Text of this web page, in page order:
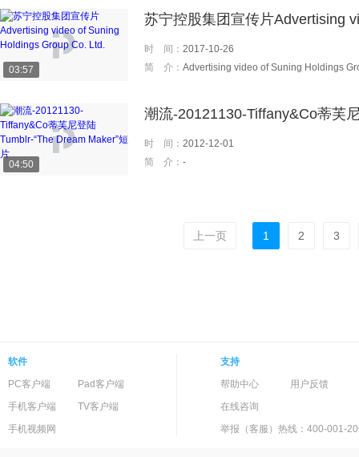
03:57
苏宁控股集团宣传片Advertising
时 间： 2017-10-26
简 介： Advertising video of Suning Holdings
04:50
潮流-20121130-Tiffany&Co蒂芙
时 间： 2012-12-01
简 介： -
上一页 1 2 3
软件
PC客户端
Pad客户端
手机客户端
TV客户端
手机视频网
支持
帮助中心
用户反馈
在线咨询
举报（客服）热线：400-001-